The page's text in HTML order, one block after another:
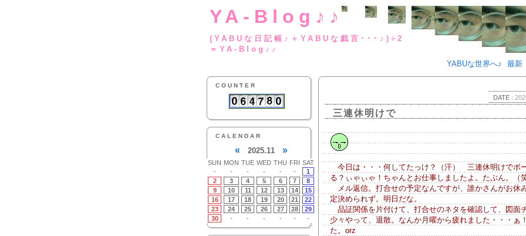
YA-Blog♪♪
(YABUな日記帳♪＋YABUな戯言･･
＝YA-Blog♪♪
YABUな世界へ♪
最新
COUNTER
CALENDAR
« 2025.11 »
SUN MON TUE WED THU FRI SAT
-
- - - - -
1
2
3 4 5 6 7
8
9
10 11 12 13 14
15
16
17 18 19 20 21
22
23
24 25 26 27 28
29
30
- - - - - -
DATE :
三連休明けで
今日は・・・何してたっけ？（汗） 三連休明けでボ
る？ぃゃぃゃ！ちゃんとお仕事しましたよ。たぶん。（笑
メル返信。打合せの予定なんですが、誰かさんがお休
定決められず。明日だな。
品証関係を片付けて、打合せのネタを確認して、図面
少々やって、退散。なんか月曜から疲れました・・・ぁ
た。orz